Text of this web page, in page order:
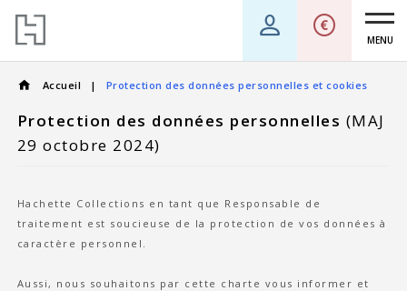
MENU
Accueil Protection des données personnelles et cookies
Protection des données personnelles (MAJ
29 octobre 2024)
Hachette Collections en tant que Responsable de
traitement est soucieuse de la protection de vos données à
caractère personnel.
Aussi, nous souhaitons par cette charte vous informer et